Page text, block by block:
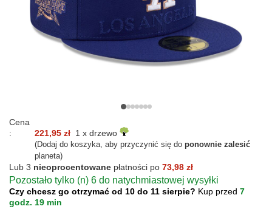
Cena
:
221,95 zł 1 x drzewo
(Dodaj do koszyka, aby przyczynić się do ponownie zalesić
planeta)
Lub 3 nieoprocentowane płatności po 73,98 zł
Pozostało tylko (n) 6 do natychmiastowej wysyłki
Czy chcesz go otrzymać od 10 do 11 sierpie? Kup przed 7
godz. 19 min